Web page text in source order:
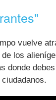
vuelve
los
donde